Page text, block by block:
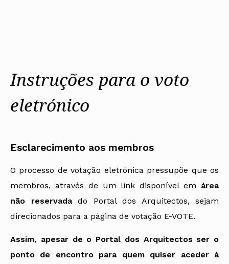
Instruções para o voto
eletrónico
Esclarecimento aos membros
O processo de votação eletrónica pressupõe que os
membros, através de um link disponível em área
não reservadado Portal dos Arquitectos, sejam
direcionados para a página de votação E-VOTE.
Assim, apesar de o Portal dos Arquitectos ser o
ponto de encontro para quem quiser aceder à